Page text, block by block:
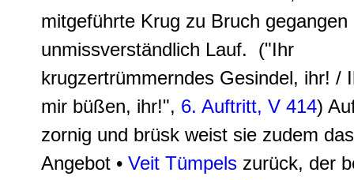
mitgeführte Krug zu Bruch gegangen
unmissverständlich Lauf.
("Ihr
krugzertrümmerndes Gesindel, ihr! /
mir büßen, ihr!", 6. Auftritt, V 414)
zornig und brüsk weist sie zudem
Angebot • Veit Tümpels zurück, der